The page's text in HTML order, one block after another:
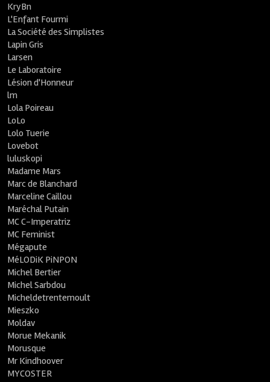
KryBn
L'Enfant Fourmi
La Société des Simplistes
Lapin Gris
Larsen
Le Laboratoire
Lésion d'Honneur
lm
Lola Poireau
LoLo
Lolo Tuerie
Lovebot
luluskopi
Madame Mars
Marc de Blanchard
Marceline Caillou
Maréchal Putain
MC C-Imperatriz
MC Feminist
Mégapute
MéLODiK PiNPON
Michel Bertier
Michel Sarbdou
Micheldetrentemoult
Mieszko
Moldav
Morue Mekanik
Morusque
Mr Kindhoover
MYCOSTER